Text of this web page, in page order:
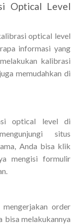
Optical Level
optical level
informasi yang
kalibrasi
memudahkan di
optical level di
situs
Anda bisa klik
mengisi formulir
order
bisa melakukannya